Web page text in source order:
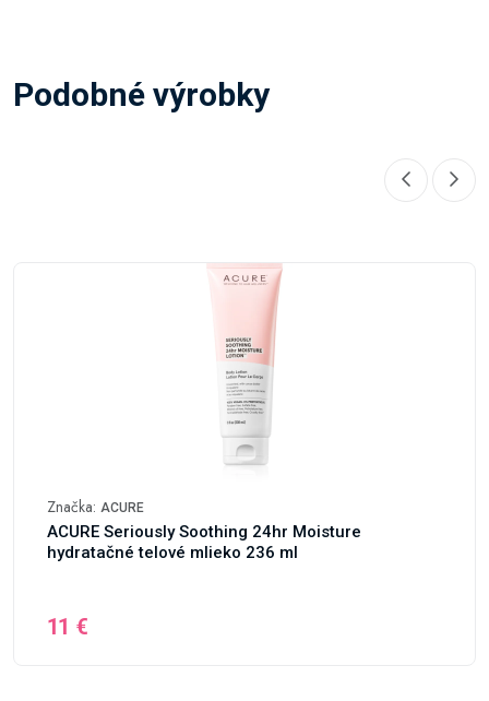
Podobné výrobky
Značka: ACURE
ACURE Seriously Soothing 24hr Moisture
hydratačné telové mlieko 236 ml
11 €